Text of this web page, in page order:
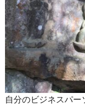
自分のビジネスパ